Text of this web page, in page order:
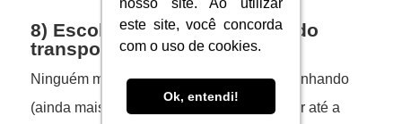
nosso site. Ao utilizar
este site, você concorda
com o uso de cookies.
Ok, entendi!
nosso site. Ao utilizar
este site, você concorda
com o uso de cookies.
Ok, entendi!
8) Escolha uma escola perto do
transporte público
Ninguém merece perder muito tempo caminhando
(ainda mais em dias de chuva) para chegar até a